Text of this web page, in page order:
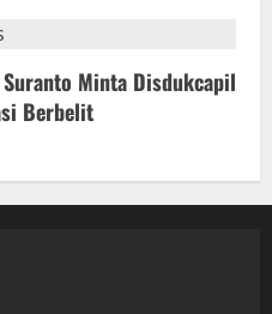
Minta Disdukcapil
Berbelit